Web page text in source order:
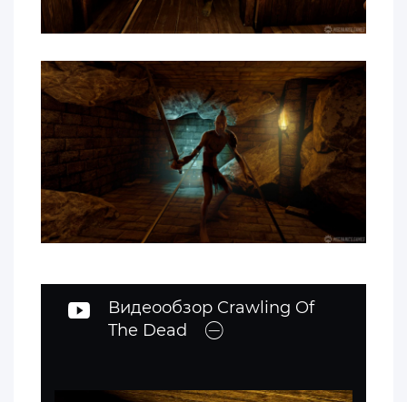
Видеообзор Crawling Of
The Dead